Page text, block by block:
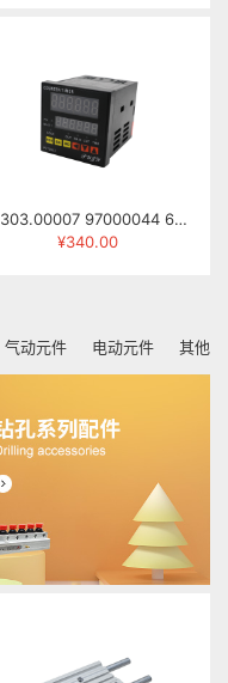
51303.00007 97000044 6位计数/定时器 CT7-MB61(GE7-P62A)
¥340.00
气动元件 电动元件 其他